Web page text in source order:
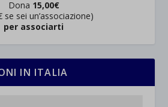
Dona 15,00€
se sei un’associazione)
per associarti
IN ITALIA